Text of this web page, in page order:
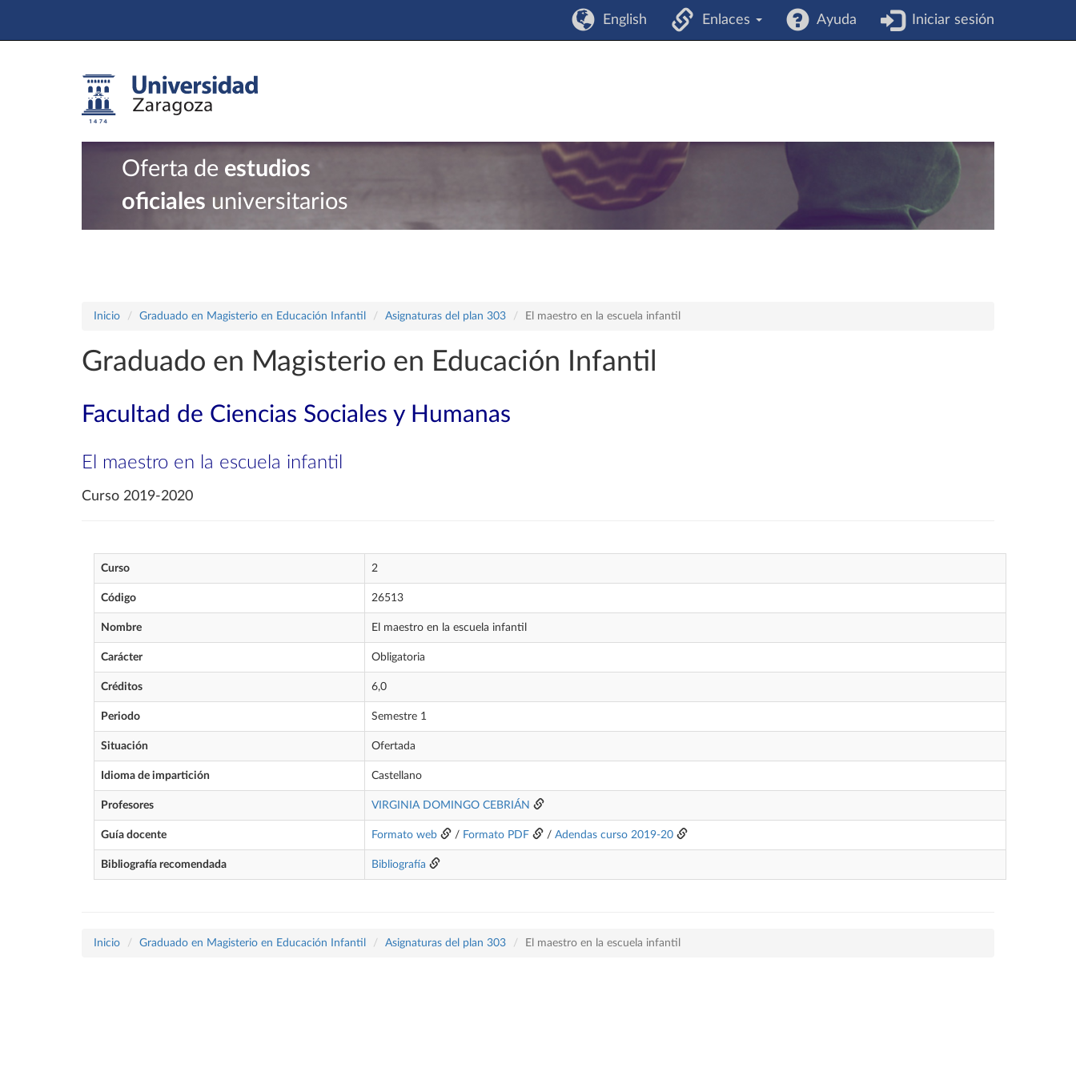
English Enlaces Ayuda Iniciar sesión
Oferta de estudios
oficiales universitarios
Inicio Graduado en Magisterio en Educación Infantil Asignaturas del plan 303 El maestro en la escuela infantil
Graduado en Magisterio en Educación Infantil
Facultad de Ciencias Sociales y Humanas
El maestro en la escuela infantil
Curso 2019-2020
Curso 2
Código 26513
Nombre El maestro en la escuela infantil
Carácter Obligatoria
Créditos 6,0
Periodo Semestre 1
Situación Ofertada
Idioma de impartición Castellano
Profesores VIRGINIA DOMINGO CEBRIÁN
Guía docente Formato web / Formato PDF / Adendas curso 2019-20
Bibliografía recomendada Bibliografía
Inicio Graduado en Magisterio en Educación Infantil Asignaturas del plan 303 El maestro en la escuela infantil